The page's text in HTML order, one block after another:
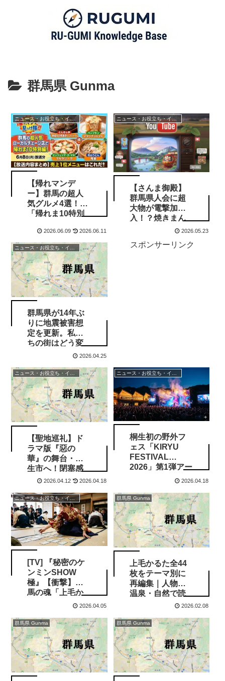
群馬県 Gunma
ニュース・お役立ち・イベント情報
【帰れマンデ
ー】群馬の超人
気グルメ4選！
「帰れま10特別
た売上1位メニュ
ーまとめ
2026.06.09 2026.06.11
ニュース・お役立ち・イベント情報
【さんま御殿】
群馬県人会に超
大物が電撃加
入！？焼きまん
じゅうフェス化
パワースポット
2026.05.23
ニュース・お役立ち・イベント情報
群馬県が14年ぶ
りに地震被害想
定を更新。私た
ちの街はどう変
わる？「大久保
響
2026.04.25
スポンサーリンク
【聖地巡礼】ド
ラマ版『惡の
華』の舞台・桐
生市へ！閉塞感
と美しさが同居
2026.04.12 2026.04.18
桐生初の野外フ
ェス「KIRYU
FESTIVAL
2026」第1弾アー
ティスト発表！
華ユニットが新
川公園に集結
2026.04.18
ニュース・お役立ち・イベント情報
[TV] 『秘密のケ
ンミンSHOW
極』【衝撃】群
馬の魂「上毛か
るた」が消滅の
暗唱率がまさか
の結果に…
2026.04.05
群馬県 Gunma
上毛かるた全44
枚をテーマ別に
再編集｜人物・
温泉・自然で読
み解く群馬県
2026.02.08
群馬県 Gunma 群馬県 Gunma